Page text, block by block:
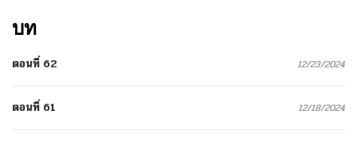
บท
ตอนที่ 62 12/23/2024
ตอนที่ 61 12/18/2024